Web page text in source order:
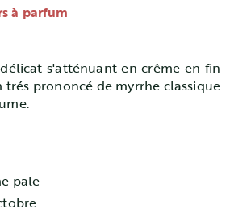
à parfum
s'atténuant en crême en fin
trés prononcé de myrrhe classique
pale